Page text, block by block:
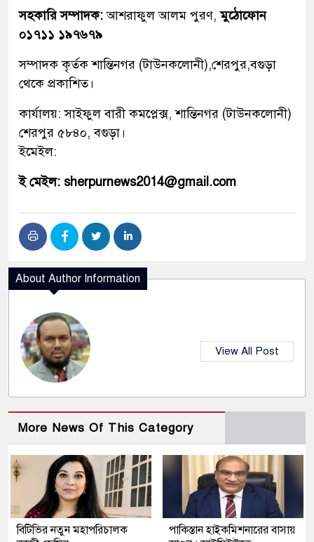
সহকারি সম্পাদক:আশরাফুল আলম পুরণ,মুঠোফোন
০১৭১১ ১৯৭৬৭৯
সম্পাদক কৃর্তক শান্তিনগর (টাউনকলোনী),শেরপুর,বগুড়া
থেকে প্রকাশিত।
কার্যালয়: সাইফুল বারী কমপ্লেক্স, শান্তিনগর (টাউনকলোনী)
শেরপুর ৫৮৪০, বগুড়া।
ইমেইল:
ই মেইল: sherpurnews2014@gmail.com
About Author Information
View All Post
More News Of This Category
বিটিভির নতুন মহাপরিচালক
পাকিস্তান হাইকমিশনারের বাসায়